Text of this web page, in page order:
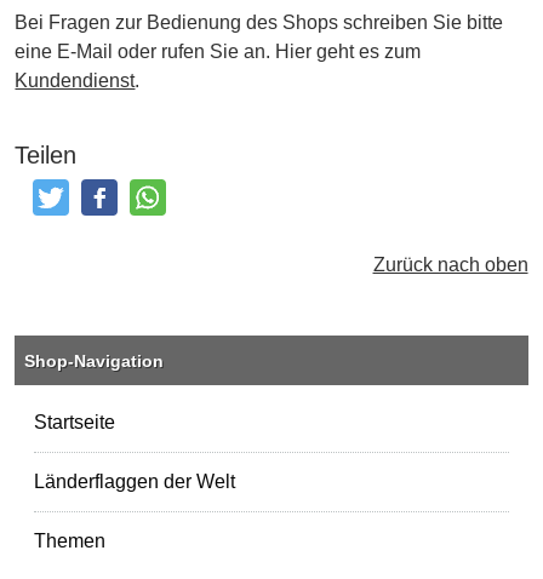
Bei Fragen zur Bedienung des Shops schreiben Sie bitte
eine E-Mail oder rufen Sie an. Hier geht es zum
Kundendienst.
Teilen
TweetenPostenTeilen
Zurück nach oben
Shop-Navigation
Startseite
Länderflaggen der Welt
Themen